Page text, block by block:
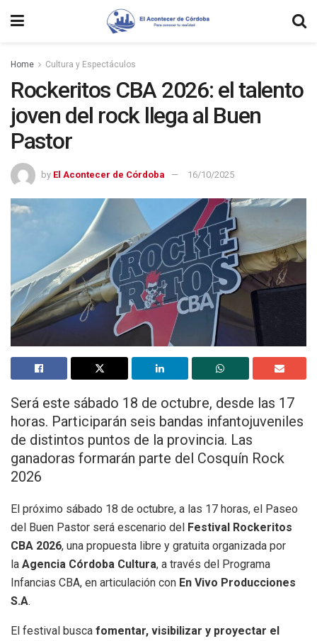
Home Cultura y Espectáculos
Rockeritos CBA 2026: el talento
joven del rock llega al Buen
Pastor
by El Acontecer de Córdoba 16/10/2025
Será este sábado 18 de octubre, desde las 17
horas. Participarán seis bandas infantojuveniles
de distintos puntos de la provincia. Las
ganadoras formarán parte del Cosquín Rock
2026
El próximo sábado 18 de octubre, a las 17 horas, el Paseo
del Buen Pastor será escenario del Festival Rockeritos
CBA 2026, una propuesta libre y gratuita organizada por
la Agencia Córdoba Cultura, a través del Programa
Infancias CBA, en articulación con En Vivo Producciones
S.A.
El festival busca fomentar, visibilizar y proyectar el